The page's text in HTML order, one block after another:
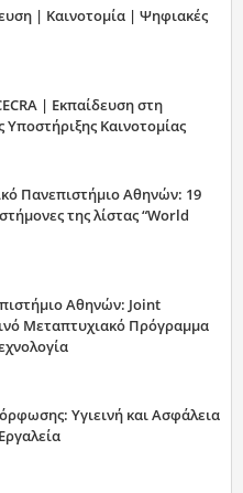
| Καινοτομία | Ψηφιακές
| Εκπαίδευση στη
Υποστήριξης Καινοτομίας
Πανεπιστήμιο Αθηνών: 19
της λίστας “World
Αθηνών: Joint
Μεταπτυχιακό Πρόγραμμα
Υγιεινή και Ασφάλεια